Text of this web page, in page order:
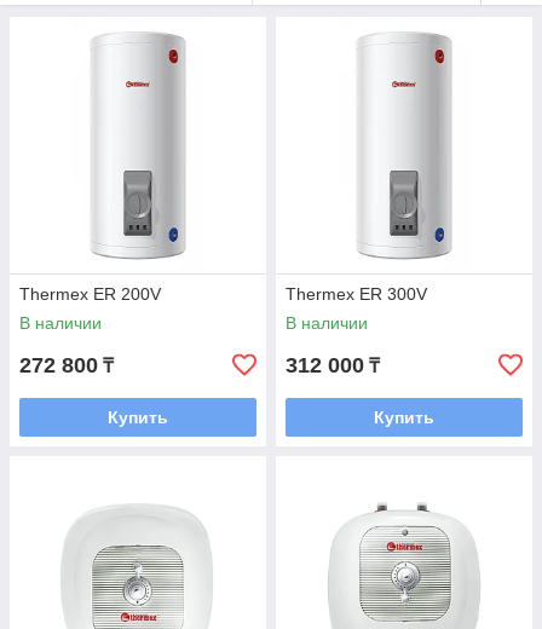
Thermex ER 200V
В наличии
272 800 ₸
Купить
Thermex ER 300V
В наличии
312 000 ₸
Купить